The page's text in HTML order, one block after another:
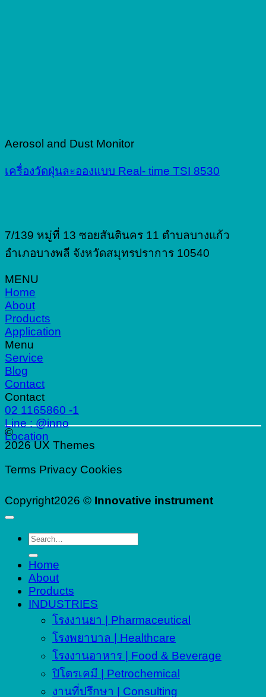
Aerosol and Dust Monitor
เครื่องวัดฝุ่นละอองแบบ Real- time TSI 8530
7/139 หมู่ที่ 13 ซอยสันตินคร 11 ตำบลบางแก้ว
อำเภอบางพลี จังหวัดสมุทรปราการ 10540
MENU
Home
About
Products
Application
Menu
Service
Blog
Contact
Contact
02 1165860 -1
Line : @inno
Location
©
2026 UX Themes
Terms Privacy Cookies
Copyright2026 © Innovative instrument
Search
for:
Home
About
Products
INDUSTRIES
โรงงานยา | Pharmaceutical
โรงพยาบาล | Healthcare
โรงงานอาหาร | Food & Beverage
ปิโตรเคมี | Petrochemical
งานที่ปรึกษา | Consulting